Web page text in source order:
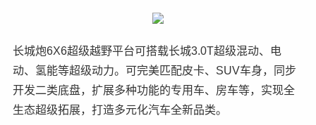
长城炮6X6超级越野平台可搭载长城3.0T超级混动、电
动、氢能等超级动力。可完美匹配皮卡、SUV车身，同步
开发二类底盘，扩展多种功能的专用车、房车等，实现全
生态超级拓展，打造多元化汽车全新品类。